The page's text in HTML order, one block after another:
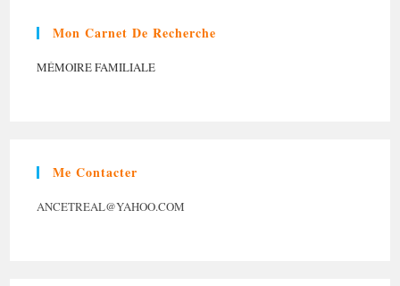
Mon Carnet De Recherche
MÉMOIRE FAMILIALE
Me Contacter
ANCETREAL@YAHOO.COM